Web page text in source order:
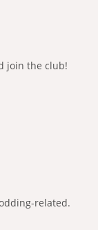
join the club!
related.